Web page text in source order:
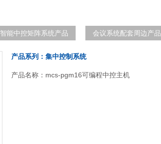
智能中控矩阵系统产品 会议系统配套周边产品
产品系列：集中控制系统
产品名称：mcs-pgm16可编程中控主机